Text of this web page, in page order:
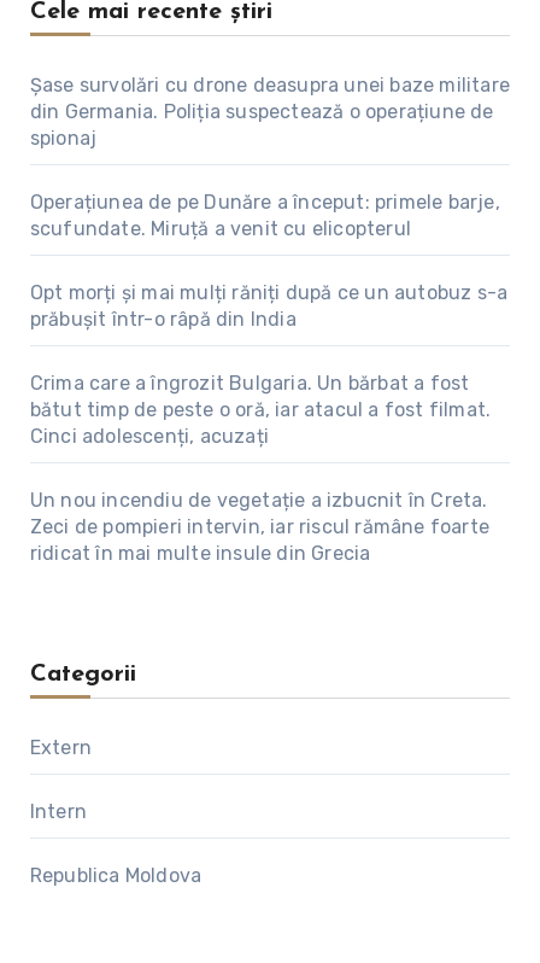
Cele mai recente știri
Șase survolări cu drone deasupra unei baze militare
din Germania. Poliția suspectează o operațiune de
spionaj
Operațiunea de pe Dunăre a început: primele barje,
scufundate. Miruță a venit cu elicopterul
Opt morți și mai mulți răniți după ce un autobuz s-a
prăbușit într-o râpă din India
Crima care a îngrozit Bulgaria. Un bărbat a fost
bătut timp de peste o oră, iar atacul a fost filmat.
Cinci adolescenți, acuzați
Un nou incendiu de vegetație a izbucnit în Creta.
Zeci de pompieri intervin, iar riscul rămâne foarte
ridicat în mai multe insule din Grecia
Categorii
Extern
Intern
Republica Moldova